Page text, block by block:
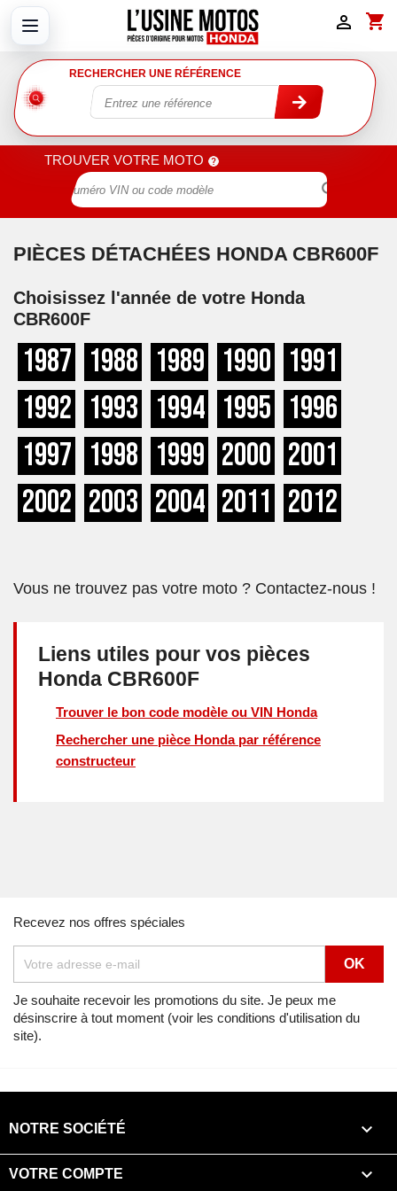
shopping_cart

RECHERCHER UNE RÉFÉRENCE
TROUVER VOTRE MOTO

PIÈCES DÉTACHÉES HONDA CBR600F
Choisissez l'année de votre Honda
CBR600F
1987 1988 1989 1990 1991
1992 1993 1994 1995 1996
1997 1998 1999 2000 2001
2002 2003 2004 2011 2012
Vous ne trouvez pas votre moto ? Contactez-nous !
Liens utiles pour vos pièces
Honda CBR600F
Trouver le bon code modèle ou VIN Honda
Rechercher une pièce Honda par référence
constructeur
Recevez nos offres spéciales
Je souhaite recevoir les promotions du site. Je peux me
désinscrire à tout moment (voir les conditions d'utilisation du
site).
NOTRE SOCIÉTÉ 
VOTRE COMPTE 